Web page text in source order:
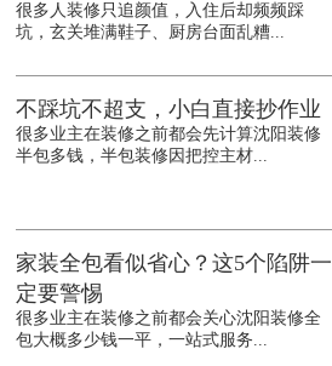
很多人装修只追颜值，入住后却频频踩
坑，玄关堆满鞋子、厨房台面乱糟...
不踩坑不超支，小白直接抄作业
很多业主在装修之前都会先计算沈阳装修
半包多钱，半包装修因把控主材...
家装全包看似省心？这5个陷阱一
定要警惕
很多业主在装修之前都会关心沈阳装修全
包大概多少钱一平，一站式服务...